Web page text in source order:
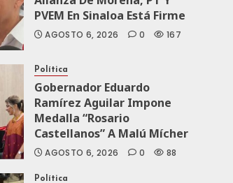
PVEM En Sinaloa Está Firme
AGOSTO 6, 2026 0 167
Política
Gobernador Eduardo
Ramírez Aguilar Impone
Medalla “Rosario
Castellanos” A Malú Mícher
AGOSTO 6, 2026 0 88
Política